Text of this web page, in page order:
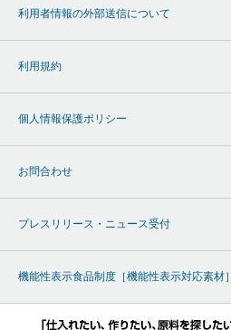
利用者情報の外部送信について
利用規約
個人情報保護ポリシー
お問合わせ
プレスリリース・ニュース受付
機能性表示食品制度［機能性表示対応素材］